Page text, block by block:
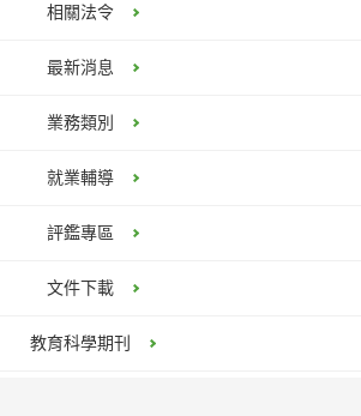
相關法令
最新消息
業務類別
就業輔導
評鑑專區
文件下載
教育科學期刊